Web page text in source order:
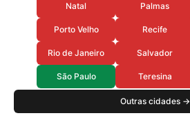
Natal Palmas
Porto Velho Recife
Rio de Janeiro Salvador
São Paulo Teresina
Outras cidades →